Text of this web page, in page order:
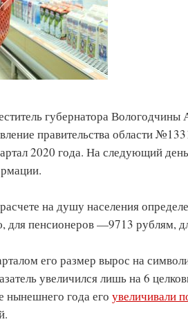
губернатора
правительства области
2020 года. На следующий
на душу населения
для пенсионеров —9713 рублям,
его размер вырос на
увеличился лишь на 6
нынешнего года его увеличивали